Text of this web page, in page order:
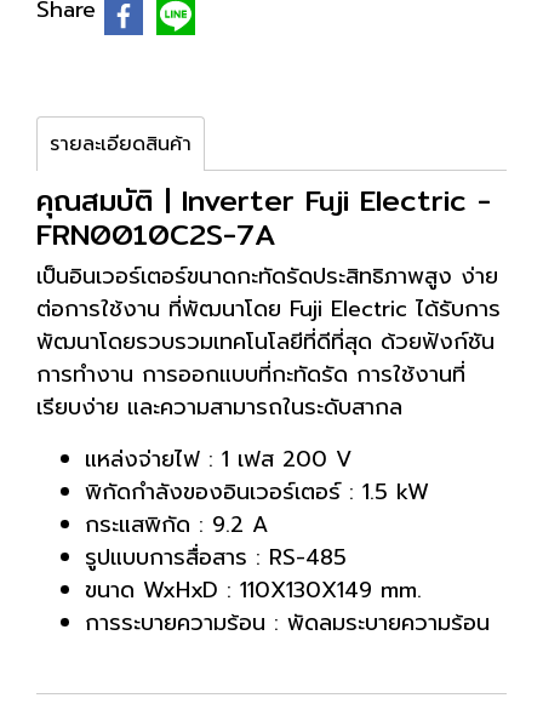
Share
รายละเอียดสินค้า
คุณสมบัติ | Inverter Fuji Electric -
FRN0010C2S-7A
เป็นอินเวอร์เตอร์ขนาดกะทัดรัดประสิทธิภาพสูง ง่าย
ต่อการใช้งาน ที่พัฒนาโดย Fuji Electric ได้รับการ
พัฒนาโดยรวบรวมเทคโนโลยีที่ดีที่สุด ด้วยฟังก์ชัน
การทำงาน การออกแบบที่กะทัดรัด การใช้งานที่
เรียบง่าย และความสามารถในระดับสากล
แหล่งจ่ายไฟ : 1 เฟส 200 V
พิกัดกำลังของอินเวอร์เตอร์ : 1.5 kW
กระแสพิกัด : 9.2 A
รูปแบบการสื่อสาร : RS-485
ขนาด WxHxD : 110X130X149 mm.
การระบายความร้อน : พัดลมระบายความร้อน